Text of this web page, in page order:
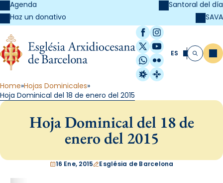
Agenda
Haz un donativo
Santoral del día
SAVA
Facebook
Instagram
X / Twitter
YouTube
WhatsApp
Flickr
Radio Estel
Catalunya
ES Buscar
Home Hojas Dominicales
Hoja Dominical del 18 de enero del 2015
Hoja Dominical del 18 de
enero del 2015
16 Ene, 2015 Església de Barcelona